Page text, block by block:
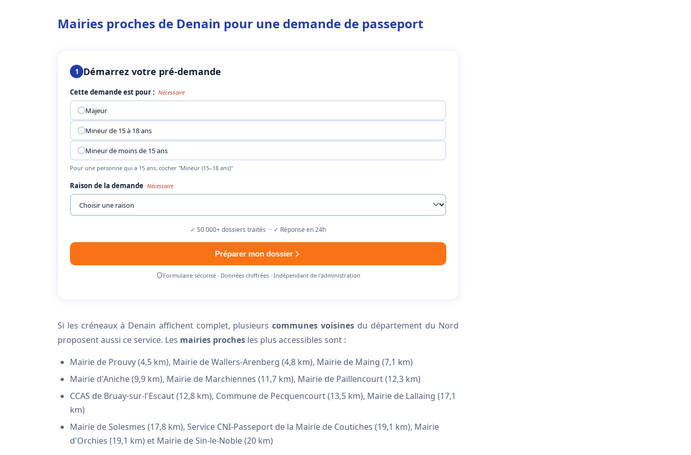
Mairies proches de Denain pour une demande de passeport
1 Démarrez votre pré-demande
Cette demande est pour : Nécessaire
Majeur
Mineur de 15 à 18 ans
Mineur de moins de 15 ans
Pour une personne qui a 15 ans, cocher "Mineur (15–18 ans)"
Raison de la demande Nécessaire
✓ 50 000+ dossiers traités · ✓ Réponse en 24h
Préparer mon dossier
Formulaire sécurisé · Données chiffrées · Indépendant de l'administration
Si les créneaux à Denain affichent complet, plusieurscommunes voisines du département du Nord
proposent aussi ce service. Les mairies proches les plus accessibles sont :
Mairie de Prouvy (4,5 km), Mairie de Wallers-Arenberg (4,8 km), Mairie de Maing (7,1 km)
Mairie d'Aniche (9,9 km), Mairie de Marchiennes (11,7 km), Mairie de Paillencourt (12,3 km)
CCAS de Bruay-sur-l'Escaut (12,8 km), Commune de Pecquencourt (13,5 km), Mairie de Lallaing (17,1
km)
Mairie de Solesmes (17,8 km), Service CNI-Passeport de la Mairie de Coutiches (19,1 km), Mairie
d'Orchies (19,1 km) et Mairie de Sin-le-Noble (20 km)